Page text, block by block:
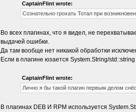
CaptainFlint wrote:
Сознательно грохать Тотал при
Во всех плагинах, что я видел, не
выдачей ошибки.
Да там вообще нет никакой обработки
Если в плагине юзается System.String/
CaptainFlint wrote:
Лично я бы такой плагин первым делом
В плагинах DEB И RPM используется